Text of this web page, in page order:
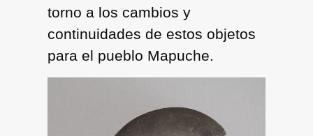
torno a los cambios y
continuidades de estos objetos
para el pueblo Mapuche.